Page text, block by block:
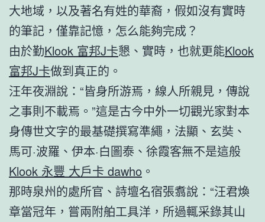
大地域，以及著名有姓的華裔，假如沒有實時
的筆記，僅靠記憶，怎么能夠完成？
由於勤Klook 富邦J卡懇、實時，也就更能Klook
富邦J卡做到真正的。
汪年夜淵說：“皆身所游焉，線人所親見，傳說
之事則不載焉。”這是古今中外一切觀光家對本
身傳世文字的最基礎撰寫準繩，法顯、玄奘、
馬可·波羅、伊本·白圖泰、徐霞客無不是這般
Klook 永豐 大戶卡 dawho 。
那時泉州的處所官、詩壇名宿張翥說：“汪君煥
章當冠年，嘗兩附舶工具洋，所過輒采錄其山